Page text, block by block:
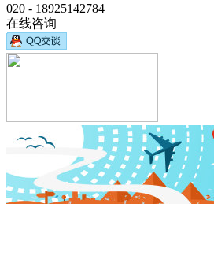
020 - 18925142784
在线咨询